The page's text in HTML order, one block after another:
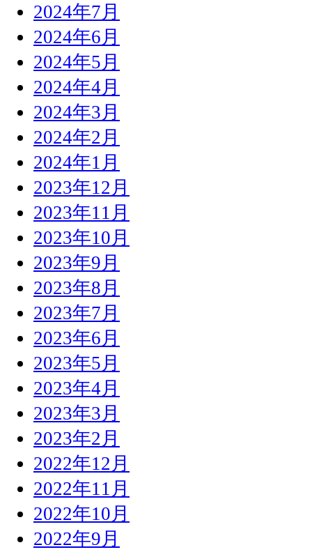
2024年7月
2024年6月
2024年5月
2024年4月
2024年3月
2024年2月
2024年1月
2023年12月
2023年11月
2023年10月
2023年9月
2023年8月
2023年7月
2023年6月
2023年5月
2023年4月
2023年3月
2023年2月
2022年12月
2022年11月
2022年10月
2022年9月